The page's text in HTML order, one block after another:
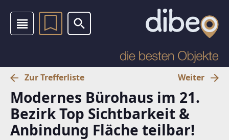
Zur Trefferliste Weiter
Modernes Bürohaus im 21.
Bezirk Top Sichtbarkeit &
Anbindung Fläche teilbar!